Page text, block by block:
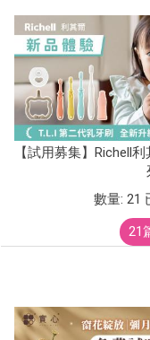
【試用募集】Richell
數量: 21
21